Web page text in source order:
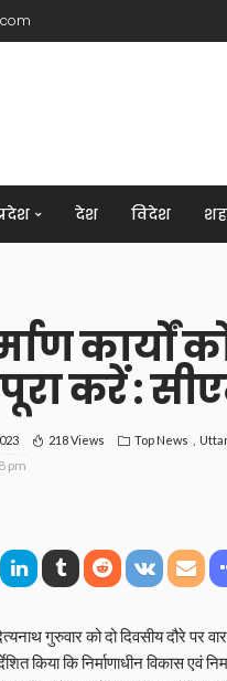
देश विदेश
कार्यों
करें :
218 Views Top News
pm
गुरुवार को दो दिवसीय दौरे पर
किया कि निर्माणाधीन विकास एवं